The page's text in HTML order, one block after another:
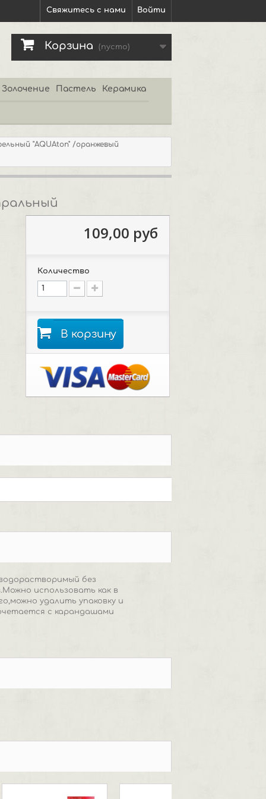
Войти
Свяжитесь с нами
Корзина (пусто)
Золочение Пастель Керамика
"AQUAton" /оранжевый
109,00 руб
Количество
В корзину
без
использовать как в
удалить упаковку и
с карандашами